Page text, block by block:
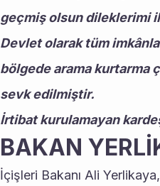
geçmiş olsun dileklerimi
Devlet olarak tüm
bölgede arama kurtarma
sevk edilmiştir.
İrtibat kurulamayan
BAKAN
İçişleri Bakanı Ali